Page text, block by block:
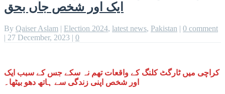
ایک اور شخص جاں بحق
By Qaiser Aslam | Election 2024, latest news, Pakistan | 0 comment
| 27 December, 2023 | 0
کراچی میں ٹارگٹ کلنگ کے واقعات تھم نہ سکے جس کے سبب ایک
اور شخص اپنی زندگی سے ہاتھ دھو بیٹھا۔